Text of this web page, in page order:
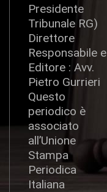
Presidente
Tribunale RG)
Direttore
Responsabile e
Editore : Avv.
Pietro Gurrieri
Questo
periodico è
associato
all’Unione
Stampa
Periodica
Italiana